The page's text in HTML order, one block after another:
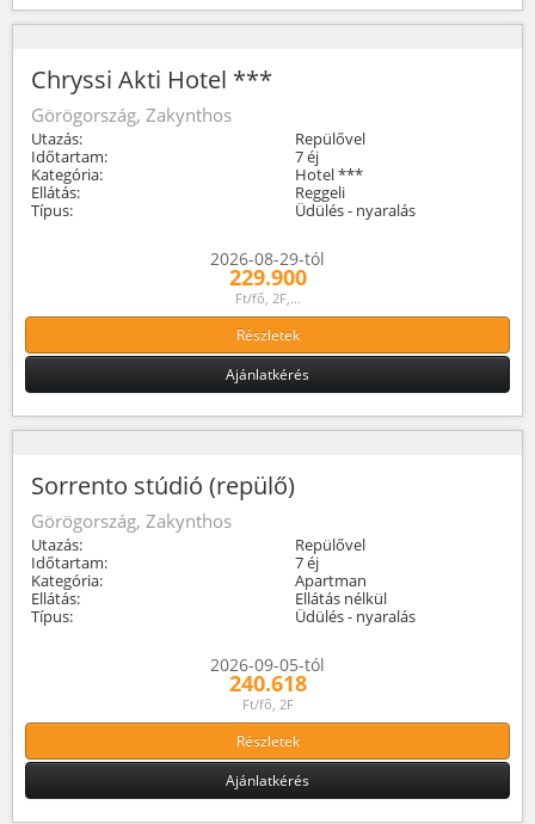
Chryssi Akti Hotel ***
Görögország, Zakynthos
Utazás:
Repülővel
Időtartam:
7 éj
Kategória:
Hotel ***
Ellátás:
Reggeli
Típus:
Üdülés - nyaralás
2026-08-29-tól
229.900
Ft/fő, 2F,...
Részletek
Ajánlatkérés
Sorrento stúdió (repülő)
Görögország, Zakynthos
Utazás:
Repülővel
Időtartam:
7 éj
Kategória:
Apartman
Ellátás:
Ellátás nélkül
Típus:
Üdülés - nyaralás
2026-09-05-tól
240.618
Ft/fő, 2F
Részletek
Ajánlatkérés